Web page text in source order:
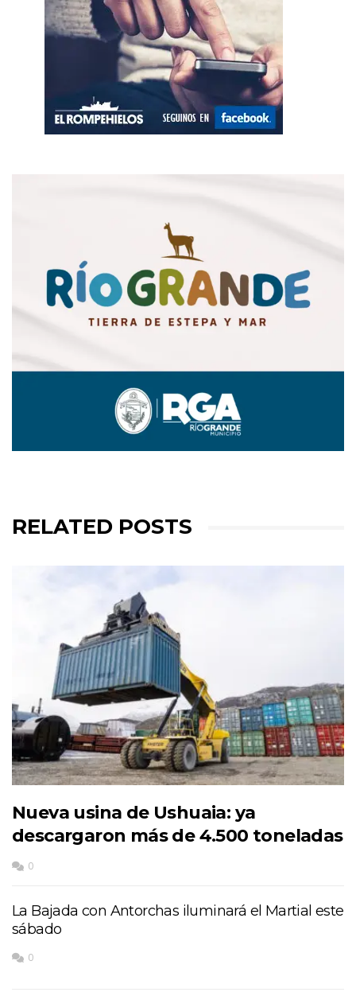
RELATED POSTS
Nueva usina de Ushuaia: ya
descargaron más de 4.500 toneladas
0
La Bajada con Antorchas iluminará el Martial este
sábado
0